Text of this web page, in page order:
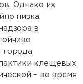
Однако их
низка.
в
города
клещевых
– во время